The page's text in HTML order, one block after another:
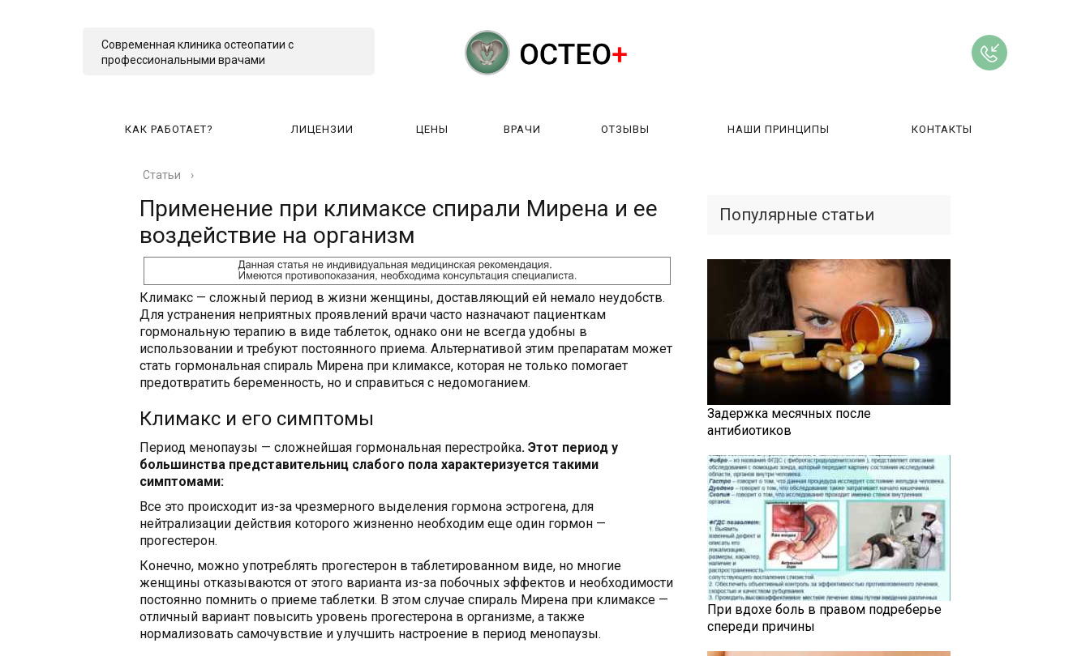
Современная клиника остеопатии с
профессиональными врачами
КАК РАБОТАЕТ? ЛИЦЕНЗИИ ЦЕНЫ ВРАЧИ ОТЗЫВЫ НАШИ ПРИНЦИПЫ КОНТАКТЫ
Статьи ›
Применение при климаксе спирали Мирена и ее
воздействие на организм
Климакс — сложный период в жизни женщины, доставляющий ей немало неудобств.
Для устранения неприятных проявлений врачи часто назначают пациенткам
гормональную терапию в виде таблеток, однако они не всегда удобны в
использовании и требуют постоянного приема. Альтернативой этим препаратам может
стать гормональная спираль Мирена при климаксе, которая не только помогает
предотвратить беременность, но и справиться с недомоганием.
Климакс и его симптомы
Период менопаузы — сложнейшая гормональная перестройка. Этот период у
большинства представительниц слабого пола характеризуется такими
симптомами:
Все это происходит из-за чрезмерного выделения гормона эстрогена, для
нейтрализации действия которого жизненно необходим еще один гормон —
прогестерон.
Конечно, можно употреблять прогестерон в таблетированном виде, но многие
женщины отказываются от этого варианта из-за побочных эффектов и необходимости
постоянно помнить о приеме таблетки. В этом случае спираль Мирена при климаксе —
отличный вариант повысить уровень прогестерона в организме, а также
нормализовать самочувствие и улучшить настроение в период менопаузы.
Популярные статьи
Задержка месячных после
антибиотиков
При вдохе боль в правом подреберье
спереди причины